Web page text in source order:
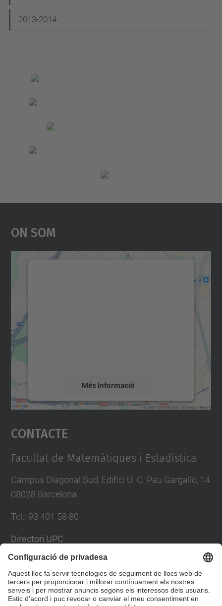
2013-2014
On Som
Més Informació
Accepta
powered by
Contacte
Facultat de Matemàtiques i Estadística
Campus Diagonal Sud, Edifici U. C. Pau Gargallo, 14
08028 Barcelona
Tel. : 93 401 58 80
Directori UPC
Formulari de contacte
Llista Xarxes Socials